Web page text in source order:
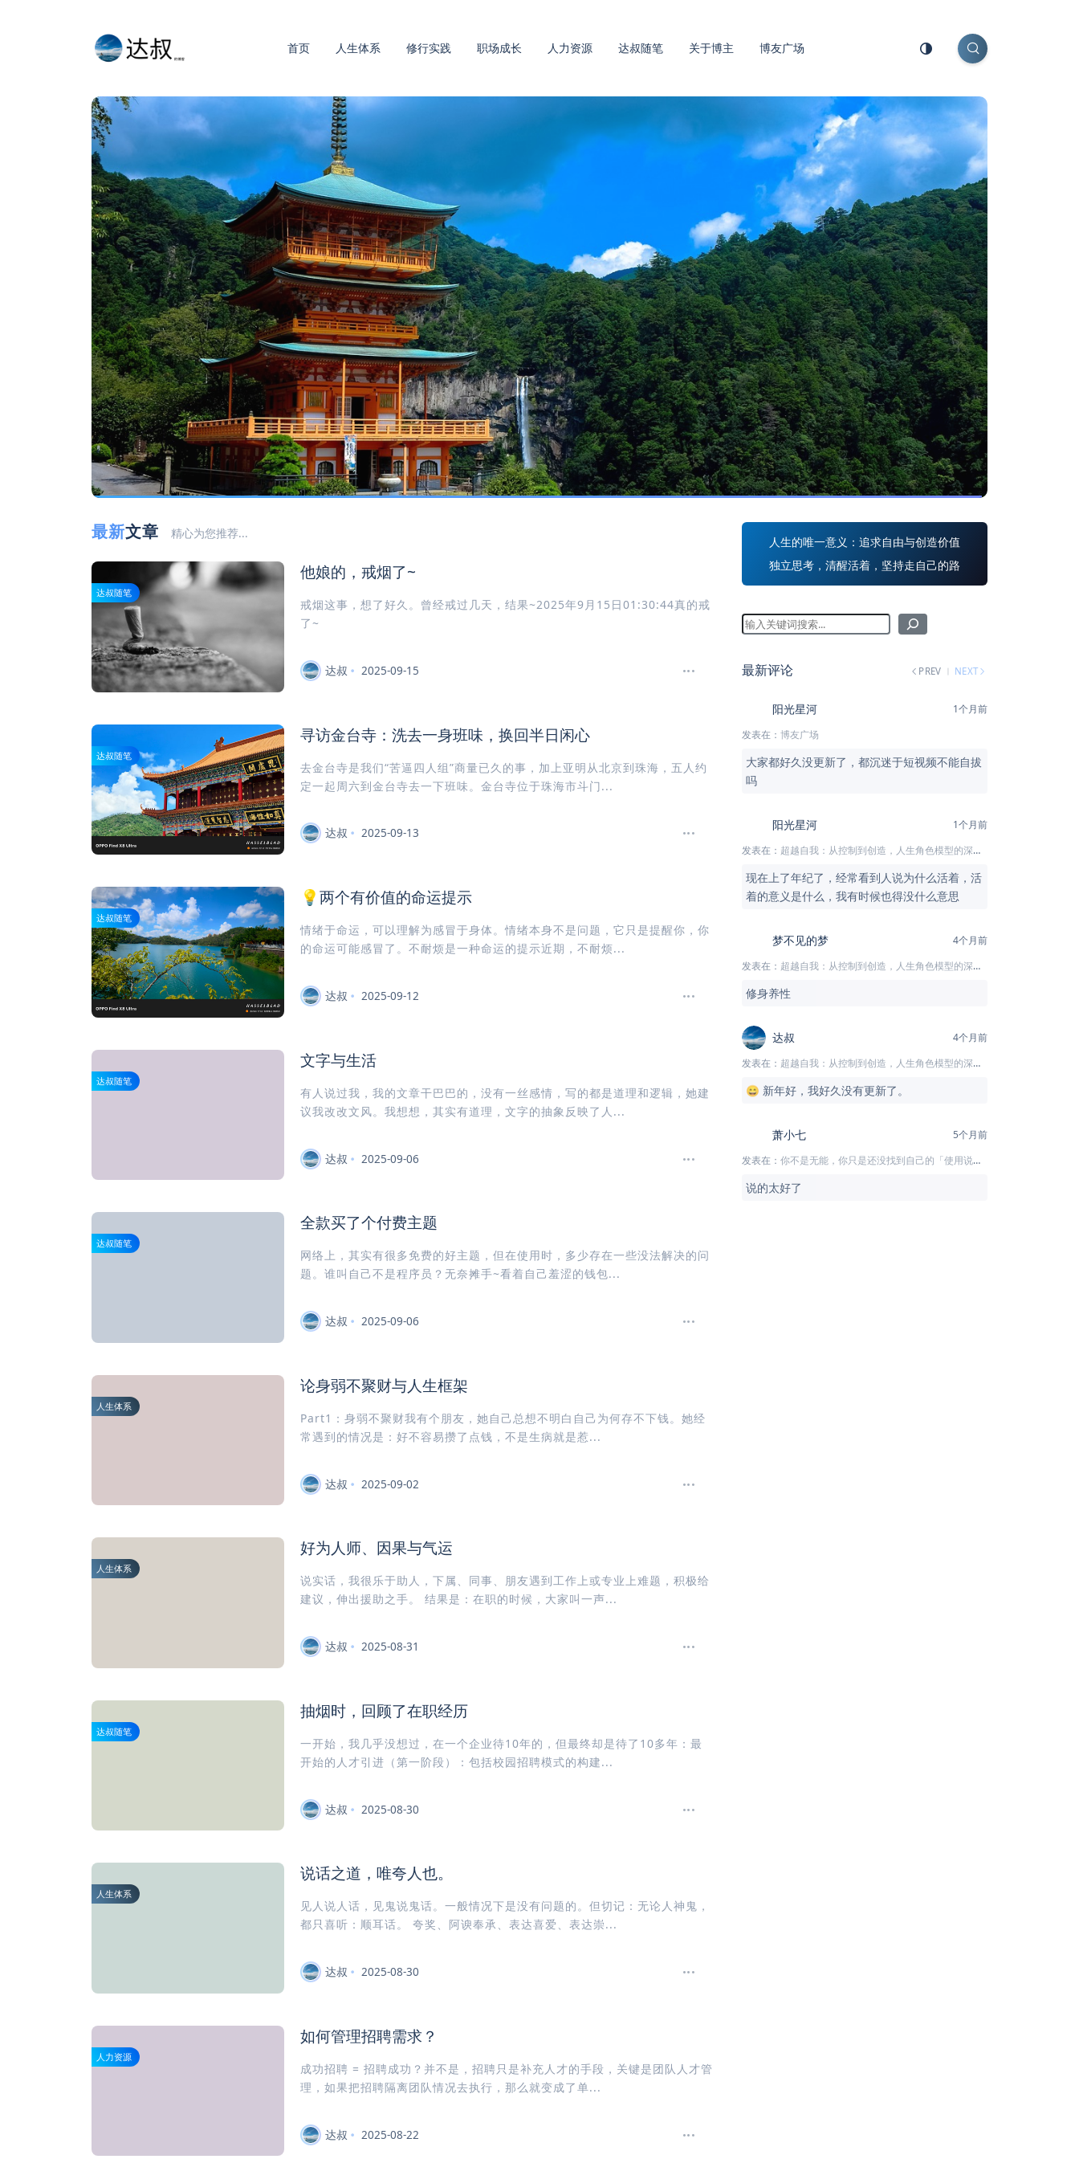
首页 人生体系 修行实践 职场成长 人力资源 达叔随笔 关于博主 博友广场
最新文章 精心为您推荐...
达叔随笔
他娘的，戒烟了~
戒烟这事，想了好久。曾经戒过几天，结果~2025年9月15日01:30:44真的戒
了~
达叔 2025-09-15
达叔随笔
寻访金台寺：洗去一身班味，换回半日闲心
去金台寺是我们“苦逼四人组”商量已久的事，加上亚明从北京到珠海，五人约
定一起周六到金台寺去一下班味。金台寺位于珠海市斗门...
达叔 2025-09-13
达叔随笔
💡两个有价值的命运提示
情绪于命运，可以理解为感冒于身体。情绪本身不是问题，它只是提醒你，你
的命运可能感冒了。不耐烦是一种命运的提示近期，不耐烦...
达叔 2025-09-12
达叔随笔
文字与生活
有人说过我，我的文章干巴巴的，没有一丝感情，写的都是道理和逻辑，她建
议我改改文风。我想想，其实有道理，文字的抽象反映了人...
达叔 2025-09-06
达叔随笔
全款买了个付费主题
网络上，其实有很多免费的好主题，但在使用时，多少存在一些没法解决的问
题。谁叫自己不是程序员？无奈摊手~看着自己羞涩的钱包...
达叔 2025-09-06
人生体系
论身弱不聚财与人生框架
Part1：身弱不聚财我有个朋友，她自己总想不明白自己为何存不下钱。她经
常遇到的情况是：好不容易攒了点钱，不是生病就是惹...
达叔 2025-09-02
人生体系
好为人师、因果与气运
说实话，我很乐于助人，下属、同事、朋友遇到工作上或专业上难题，积极给
建议，伸出援助之手。 结果是：在职的时候，大家叫一声...
达叔 2025-08-31
达叔随笔
抽烟时，回顾了在职经历
一开始，我几乎没想过，在一个企业待10年的，但最终却是待了10多年：最
开始的人才引进（第一阶段）：包括校园招聘模式的构建...
达叔 2025-08-30
人生体系
说话之道，唯夸人也。
见人说人话，见鬼说鬼话。一般情况下是没有问题的。但切记：无论人神鬼，
都只喜听：顺耳话。 夸奖、阿谀奉承、表达喜爱、表达崇...
达叔 2025-08-30
人力资源
如何管理招聘需求？
成功招聘 = 招聘成功？并不是，招聘只是补充人才的手段，关键是团队人才管
理，如果把招聘隔离团队情况去执行，那么就变成了单...
达叔 2025-08-22
人生的唯一意义：追求自由与创造价值
独立思考，清醒活着，坚持走自己的路
最新评论 PREV NEXT
阳光星河
1个月前
发表在： 博友广场
大家都好久没更新了，都沉迷于短视频不能自拔
吗
阳光星河
1个月前
发表在： 超越自我：从控制到创造，人生角色模型的深度解析
现在上了年纪了，经常看到人说为什么活着，活
着的意义是什么，我有时候也得没什么意思
梦不见的梦
4个月前
发表在： 超越自我：从控制到创造，人生角色模型的深度解析
修身养性
达叔
4个月前
发表在： 超越自我：从控制到创造，人生角色模型的深度解析
😄 新年好，我好久没有更新了。
萧小七
5个月前
发表在： 你不是无能，你只是还没找到自己的「使用说明书」
说的太好了